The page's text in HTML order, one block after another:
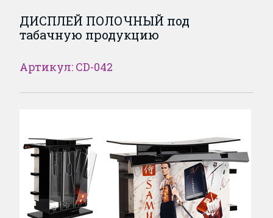
ДИСПЛЕЙ ПОЛОЧНЫЙ под
табачную продукцию
Артикул: CD-042